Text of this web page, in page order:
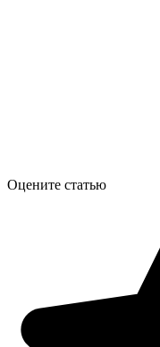
Оцените статью